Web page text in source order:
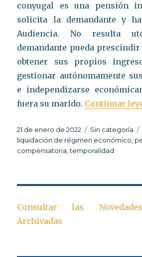
conyugal es una pensión
solicita la demandante y
Audiencia. No resulta
demandante pueda
obtener sus propios
gestionar autónomamente
e independizarse
fuera su marido. Continuar
Publicado
el
21 de enero de 2022 Categorías
Sin categoría
liquidación de régimen económico,
compensatoria,temporalidad
Consultar las
Archivadas